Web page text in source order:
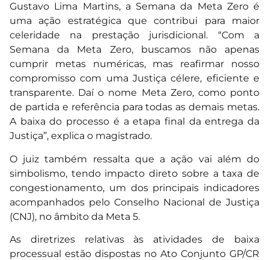
Gustavo Lima Martins, a Semana da Meta Zero é
uma ação estratégica que contribui para maior
celeridade na prestação jurisdicional. “Com a
Semana da Meta Zero, buscamos não apenas
cumprir metas numéricas, mas reafirmar nosso
compromisso com uma Justiça célere, eficiente e
transparente. Daí o nome Meta Zero, como ponto
de partida e referência para todas as demais metas.
A baixa do processo é a etapa final da entrega da
Justiça”, explica o magistrado.
O juiz também ressalta que a ação vai além do
simbolismo, tendo impacto direto sobre a taxa de
congestionamento, um dos principais indicadores
acompanhados pelo Conselho Nacional de Justiça
(CNJ), no âmbito da Meta 5.
As diretrizes relativas às atividades de baixa
processual estão dispostas no Ato Conjunto GP/CR